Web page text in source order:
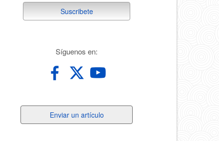
suscribete
Suscribete
Síguenos en:
un
Enviar un artículo